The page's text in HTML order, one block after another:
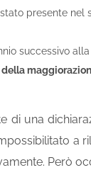
presente
successivo
di una
a
Però